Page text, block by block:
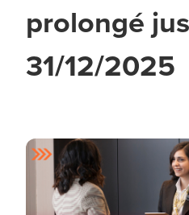
prolongé
31/12/2025